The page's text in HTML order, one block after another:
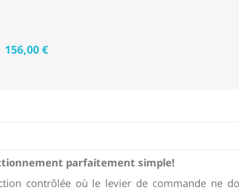
156,00 €
parfaitement simple!
contrôlée où le levier de commande ne